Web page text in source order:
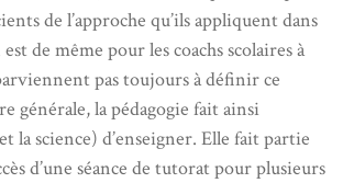
de l’approche qu’ils appliquent dans
de même pour les coachs scolaires à
pas toujours à définir ce
générale, la pédagogie fait ainsi
la science) d’enseigner. Elle fait partie
d’une séance de tutorat pour plusieurs